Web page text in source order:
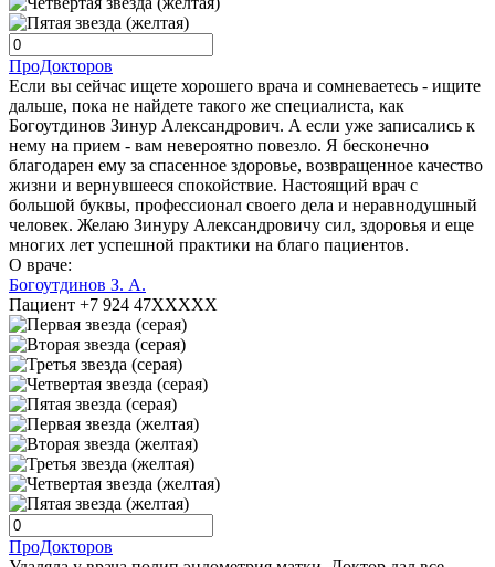
ПроДокторов
Если вы сейчас ищете хорошего врача и сомневаетесь - ищите
дальше, пока не найдете такого же специалиста, как
Богоутдинов Зинур Александрович. А если уже записались к
нему на прием - вам невероятно повезло. Я бесконечно
благодарен ему за спасенное здоровье, возвращенное качество
жизни и вернувшееся спокойствие. Настоящий врач с
большой буквы, профессионал своего дела и неравнодушный
человек. Желаю Зинуру Александровичу сил, здоровья и еще
многих лет успешной практики на благо пациентов.
О враче:
Богоутдинов З. А.
Пациент +7 924 47XXXXX
ПроДокторов